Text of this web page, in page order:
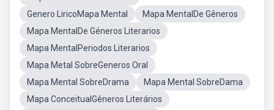
Genero LiricoMapa Mental
Mapa MentalDe Gêneros
Mapa MentalDe Géneros Literarios
Mapa MentalPeriodos Literarios
Mapa Metal SobreGeneros Oral
Mapa Mental SobreDrama
Mapa Mental SobreDama
Mapa ConceitualGêneros Literários